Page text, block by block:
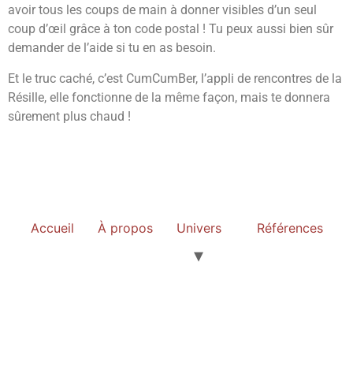
avoir tous les coups de main à donner visibles d’un seul
coup d’œil grâce à ton code postal ! Tu peux aussi bien sûr
demander de l’aide si tu en as besoin.
Et le truc caché, c’est CumCumBer, l’appli de rencontres de la
Résille, elle fonctionne de la même façon, mais te donnera
sûrement plus chaud !
Accueil À propos Univers Références